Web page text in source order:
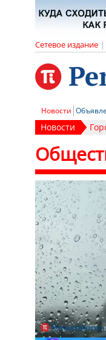
Сетевое издание |
Новости
Новости